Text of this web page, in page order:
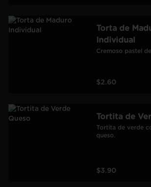
Torta de
Individual
Cremoso pastel
$2.60
Tortita de
Tortita de verde
queso.
$3.90